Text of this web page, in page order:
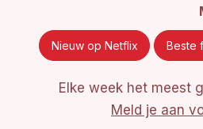
Nieuw op Netflix Beste
Elke week het meest
Meld je aan